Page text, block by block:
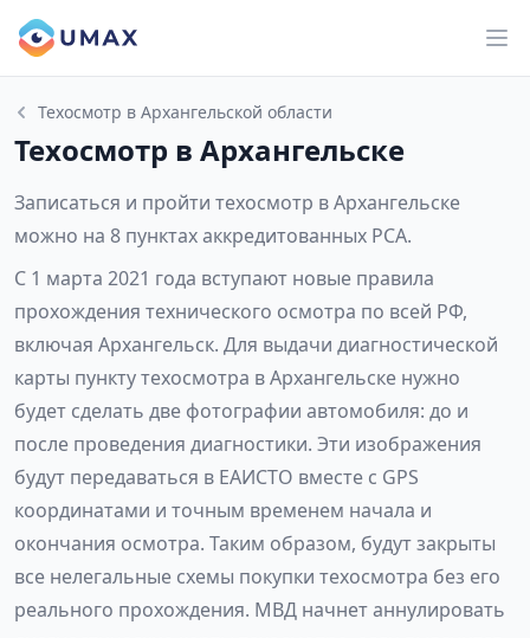
Техосмотр в Архангельской области
Техосмотр в Архангельске
Записаться и пройти техосмотр в Архангельске
можно на 8 пунктах аккредитованных РСА.
С 1 марта 2021 года вступают новые правила
прохождения технического осмотра по всей РФ,
включая Архангельск. Для выдачи диагностической
карты пункту техосмотра в Архангельске нужно
будет сделать две фотографии автомобиля: до и
после проведения диагностики. Эти изображения
будут передаваться в ЕАИСТО вместе с GPS
координатами и точным временем начала и
окончания осмотра. Таким образом, будут закрыты
все нелегальные схемы покупки техосмотра без его
реального прохождения. МВД начнет аннулировать